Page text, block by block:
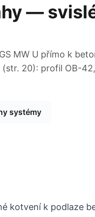
—
MW U přímo k
(str. 20): profil OB-
systémy
kotvení k podlaze